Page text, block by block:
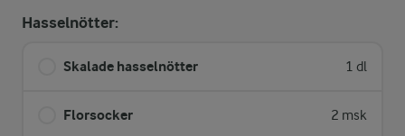
Hasselnötter:
Skalade hasselnötter 1 dl
Florsocker 2 msk